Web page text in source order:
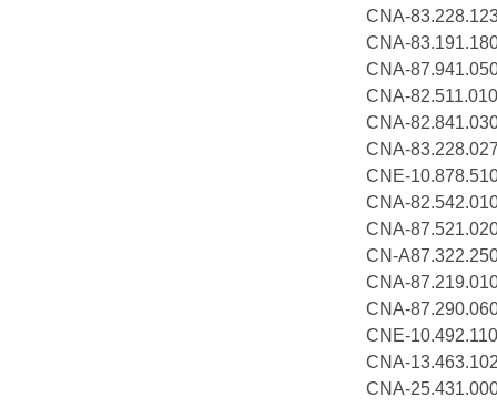
CNA-
CNA-
CNA-
CNA-
CNA-
CNA-
CNE-
CNA-
CNA-
CN-
CNA-
CNA-
CNE-
CNA-
CNA-